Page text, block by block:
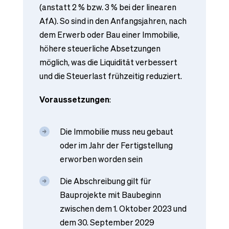
(anstatt 2 % bzw. 3 % bei der linearen
AfA). So sind in den Anfangsjahren, nach
dem Erwerb oder Bau einer Immobilie,
höhere steuerliche Absetzungen
möglich, was die Liquidität verbessert
und die Steuerlast frühzeitig reduziert.
Voraussetzungen:
Die Immobilie muss neu gebaut
oder im Jahr der Fertigstellung
erworben worden sein
Die Abschreibung gilt für
Bauprojekte mit Baubeginn
zwischen dem 1. Oktober 2023 und
dem 30. September 2029